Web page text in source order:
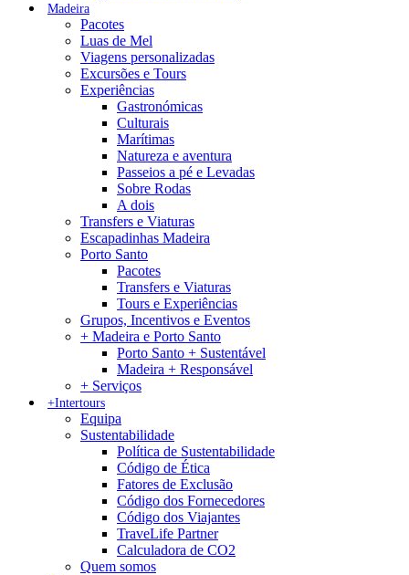
Madeira
Pacotes
Luas de Mel
Viagens personalizadas
Excursões e Tours
Experiências
Gastronómicas
Culturais
Marítimas
Natureza e aventura
Passeios a pé e Levadas
Sobre Rodas
A dois
Transfers e Viaturas
Escapadinhas Madeira
Porto Santo
Pacotes
Transfers e Viaturas
Tours e Experiências
Grupos, Incentivos e Eventos
+ Madeira e Porto Santo
Porto Santo + Sustentável
Madeira + Responsável
+ Serviços
+Intertours
Equipa
Sustentabilidade
Política de Sustentabilidade
Código de Ética
Fatores de Exclusão
Código dos Fornecedores
Código dos Viajantes
TraveLife Partner
Calculadora de CO2
Quem somos